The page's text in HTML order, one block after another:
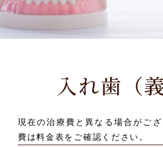
入れ歯（義
現在の治療費と異なる場合がご
費は料金表をご確認ください。